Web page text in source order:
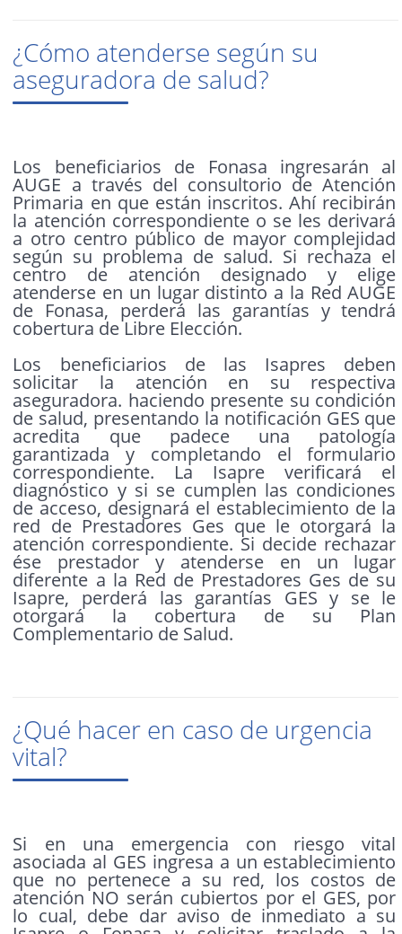
¿Cómo atenderse según su
aseguradora de salud?
Los beneficiarios de Fonasa ingresarán al
AUGE a través del consultorio de Atención
Primaria en que están inscritos. Ahí recibirán
la atención correspondiente o se les derivará
a otro centro público de mayor complejidad
según su problema de salud. Si rechaza el
centro de atención designado y elige
atenderse en un lugar distinto a la Red AUGE
de Fonasa, perderá las garantías y tendrá
cobertura de Libre Elección.
Los beneficiarios de las Isapres deben
solicitar la atención en su respectiva
aseguradora. haciendo presente su condición
de salud, presentando la notificación GES que
acredita que padece una patología
garantizada y completando el formulario
correspondiente. La Isapre verificará el
diagnóstico y si se cumplen las condiciones
de acceso, designará el establecimiento de la
red de Prestadores Ges que le otorgará la
atención correspondiente. Si decide rechazar
ése prestador y atenderse en un lugar
diferente a la Red de Prestadores Ges de su
Isapre, perderá las garantías GES y se le
otorgará la cobertura de su Plan
Complementario de Salud.
¿Qué hacer en caso de urgencia
vital?
Si en una emergencia con riesgo vital
asociada al GES ingresa a un establecimiento
que no pertenece a su red, los costos de
atención NO serán cubiertos por el GES, por
lo cual, debe dar aviso de inmediato a su